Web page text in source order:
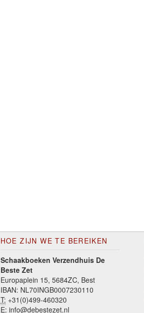
HOE ZIJN WE TE BEREIKEN
Schaakboeken Verzendhuis De
Beste Zet
Europaplein 15, 5684ZC, Best
IBAN: NL70INGB0007230110
T: +31(0)499-460320
E: info@debestezet.nl